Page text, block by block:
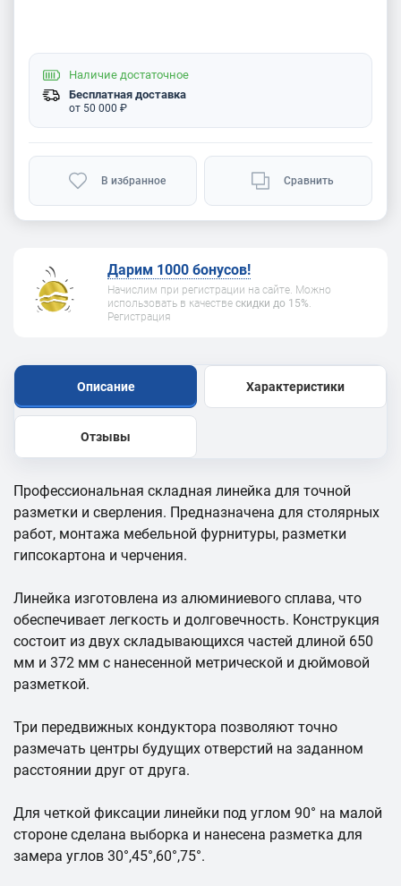
Наличие достаточное
Бесплатная доставка
от 50 000 ₽
В избранное Сравнить
Дарим 1000 бонусов!
Начислим при регистрации на сайте. Можно
использовать в качестве скидки до 15%.
Регистрация
Описание Характеристики
Отзывы
Профессиональная складная линейка для точной
разметки и сверления. Предназначена для столярных
работ, монтажа мебельной фурнитуры, разметки
гипсокартона и черчения.
Линейка изготовлена из алюминиевого сплава, что
обеспечивает легкость и долговечность. Конструкция
состоит из двух складывающихся частей длиной 650
мм и 372 мм с нанесенной метрической и дюймовой
разметкой.
Три передвижных кондуктора позволяют точно
размечать центры будущих отверстий на заданном
расстоянии друг от друга.
Для четкой фиксации линейки под углом 90° на малой
стороне сделана выборка и нанесена разметка для
замера углов 30°,45°,60°,75°.